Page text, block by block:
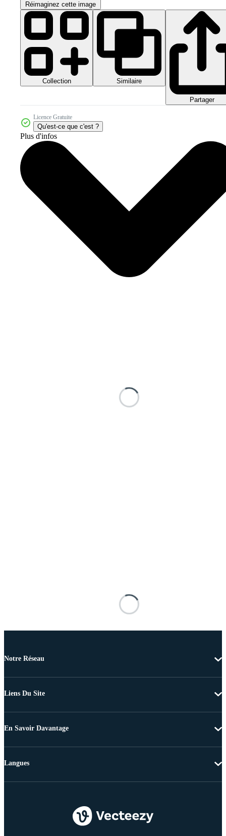
Réimaginez cette image
Collection Similaire
Partager
Licence Gratuite
Qu'est-ce que c'est ?
Plus d'infos
Notre Réseau
Liens Du Site
En Savoir Davantage
Langues